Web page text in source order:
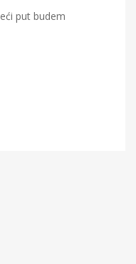
put budem